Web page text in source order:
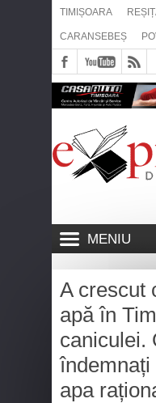
TIMIȘOARA
CARANSEBEȘ
MENIU
A crescut
apă în
caniculei.
îndemnați
apa